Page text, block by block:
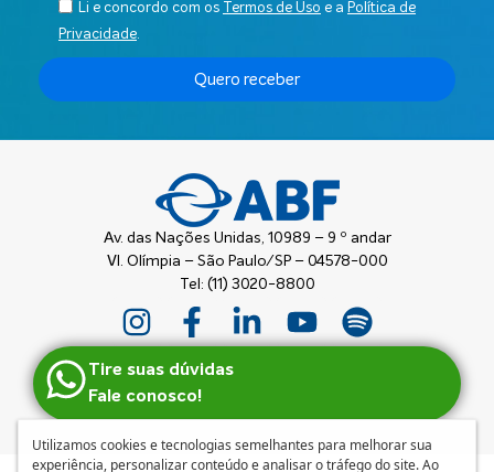
Li e concordo com os Termos de Uso e a Política de
Privacidade.
Quero receber
Av. das Nações Unidas, 10989 – 9 º andar
Vl. Olímpia – São Paulo/SP – 04578-000
Tel: (11) 3020-8800
Tire suas dúvidas
Fale conosco!
Utilizamos cookies e tecnologias semelhantes para melhorar sua
experiência, personalizar conteúdo e analisar o tráfego do site. Ao